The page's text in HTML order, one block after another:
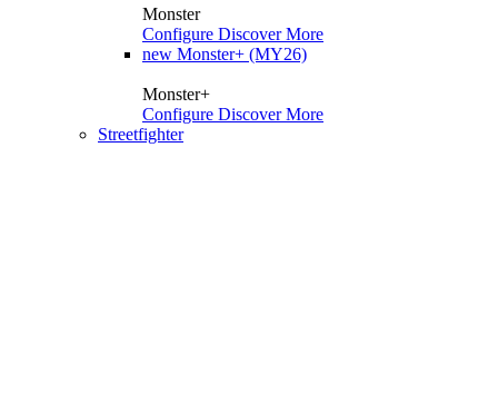
Monster
Configure Discover More
new Monster+ (MY26)
Monster+
Configure Discover More
Streetfighter